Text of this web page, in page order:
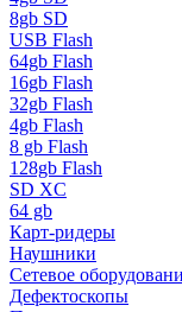
8gb SD
USB Flash
64gb Flash
16gb Flash
32gb Flash
4gb Flash
8 gb Flash
128gb Flash
SD XC
64 gb
Карт-ридеры
Наушники
Сетевое
Дефектоскопы